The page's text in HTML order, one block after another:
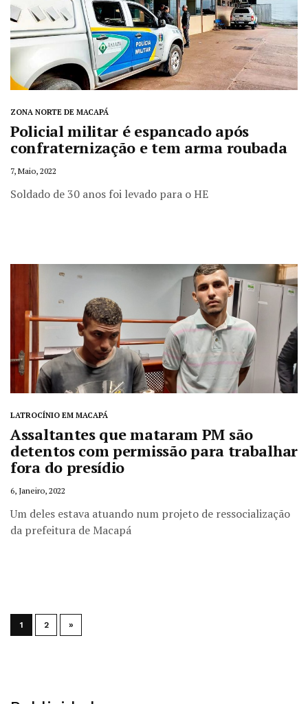
ZONA NORTE DE MACAPÁ
Policial militar é espancado após
confraternização e tem arma roubada
7, Maio, 2022
Soldado de 30 anos foi levado para o HE
LATROCÍNIO EM MACAPÁ
Assaltantes que mataram PM são
detentos com permissão para trabalhar
fora do presídio
6, Janeiro, 2022
Um deles estava atuando num projeto de ressocialização
da prefeitura de Macapá
1 2 »